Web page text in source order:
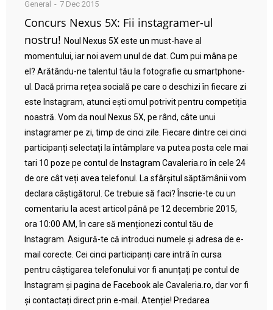
General 7 Dec 2015
Concurs Nexus 5X: Fii instagramer-ul
nostru! Noul Nexus 5X este un must-have al
momentului, iar noi avem unul de dat. Cum pui mâna pe
el? Arătându-ne talentul tău la fotografie cu smartphone-
ul. Dacă prima rețea socială pe care o deschizi în fiecare zi
este Instagram, atunci ești omul potrivit pentru competiția
noastră. Vom da noul Nexus 5X, pe rând, câte unui
instagramer pe zi, timp de cinci zile. Fiecare dintre cei cinci
participanți selectați la întâmplare va putea posta cele mai
tari 10 poze pe contul de Instagram Cavaleria.ro în cele 24
de ore cât veți avea telefonul. La sfârșitul săptămânii vom
declara câștigătorul. Ce trebuie să faci? Înscrie-te cu un
comentariu la acest articol până pe 12 decembrie 2015,
ora 10:00 AM, în care să menționezi contul tău de
Instagram. Asigură-te că introduci numele și adresa de e-
mail corecte. Cei cinci participanți care intră în cursa
pentru câștigarea telefonului vor fi anunțați pe contul de
Instagram și pagina de Facebook ale Cavaleria.ro, dar vor fi
și contactați direct prin e-mail. Atenție! Predarea